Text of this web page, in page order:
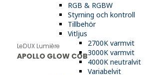
RGB & RGBW
Styrning och kontroll
Tillbehör
Vitljus
2700K varmvit
3000K varmvit
4000K neutralvit
Variabelvit
LeDUX Lumière
APOLLO GLOW COB